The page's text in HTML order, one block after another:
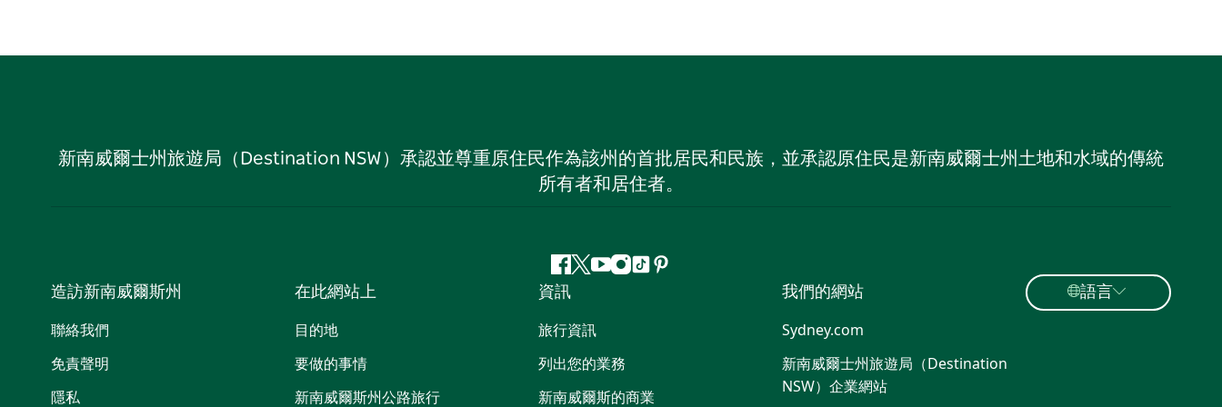
新南威爾士州旅遊局（Destination NSW）承認並尊重原住民作為該州的首批居民和民族，並承認原住民是新南威爾士州土地和水域的傳統
所有者和居住者。
Facebook
嘰
喳
喳
Youtube
Instagram
抖 Pinterest
造訪新南威爾斯州
聯絡我們
免責聲明
隱私
在此網站上
目的地
要做的事情
新南威爾斯州公路旅行
資訊
旅行資訊
列出您的業務
新南威爾斯的商業
我們的網站
Sydney.com
新南威爾士州旅遊局（Destination
NSW）企業網站​
語言